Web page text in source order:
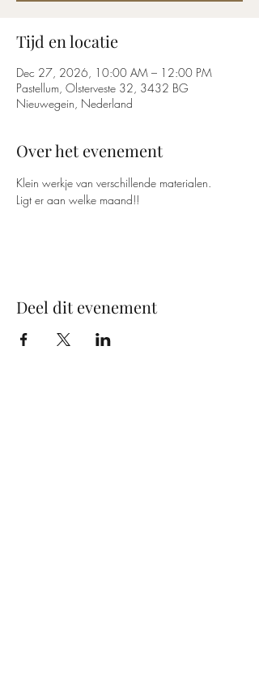
Tijd en locatie
Dec 27, 2026, 10:00 AM – 12:00 PM
Pastellum, Olsterveste 32, 3432 BG
Nieuwegein, Nederland
Over het evenement
Klein werkje van verschillende materialen.
Ligt er aan welke maand!!
Deel dit evenement